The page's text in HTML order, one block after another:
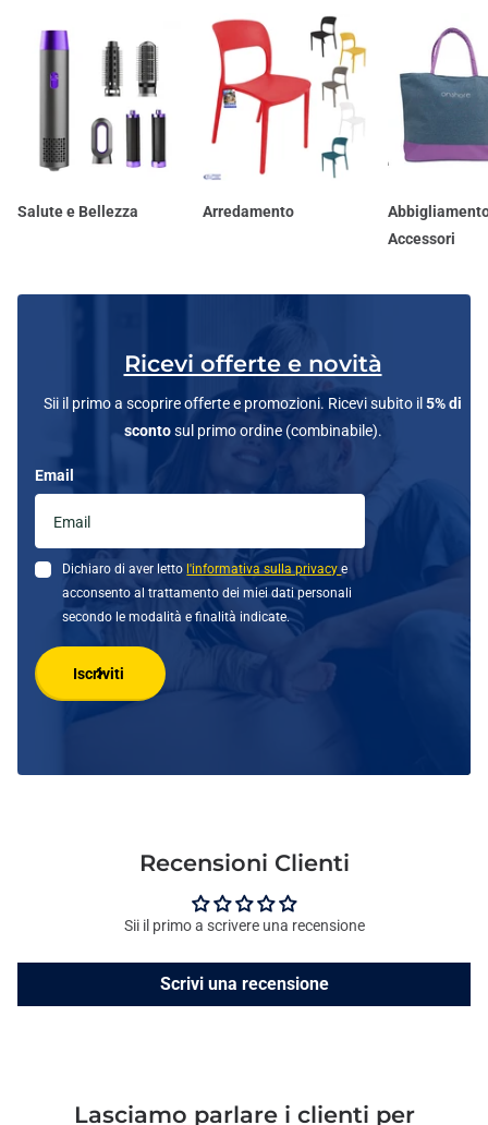
Salute e Bellezza Arredamento
Accessori
Ricevi offerte e novità
Sii il primo a scoprire offerte e promozioni. Ricevi subito il 5% di
scontosul primo ordine (combinabile).
Email
Dichiaro di aver letto l'informativa sulla privacye
acconsento al trattamento dei miei dati personali
secondo le modalità e finalità indicate.
Iscriviti
Recensioni Clienti
Sii il primo a scrivere una recensione
Scrivi una recensione
Lasciamo parlare i clienti per